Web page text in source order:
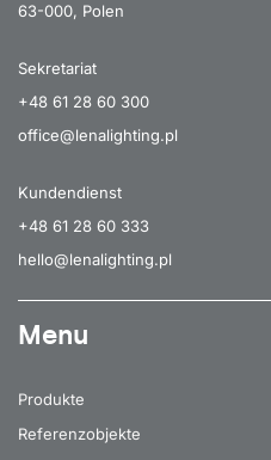
63-000, Polen
Sekretariat
+48 61 28 60 300
office@lenalighting.pl
Kundendienst
+48 61 28 60 333
hello@lenalighting.pl
Menu
Produkte
Referenzobjekte